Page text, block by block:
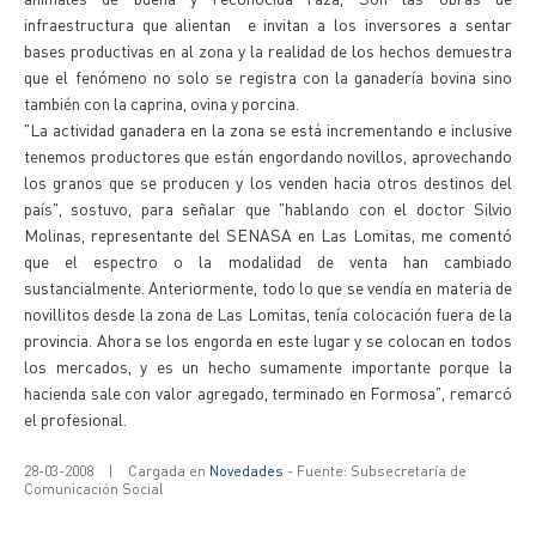
infraestructura que alientan e invitan a los inversores a sentar
bases productivas en al zona y la realidad de los hechos demuestra
que el fenómeno no solo se registra con la ganadería bovina sino
también con la caprina, ovina y porcina.
"La actividad ganadera en la zona se está incrementando e inclusive
tenemos productores que están engordando novillos, aprovechando
los granos que se producen y los venden hacia otros destinos del
país", sostuvo, para señalar que "hablando con el doctor Silvio
Molinas, representante del SENASA en Las Lomitas, me comentó
que el espectro o la modalidad de venta han cambiado
sustancialmente. Anteriormente, todo lo que se vendía en materia de
novillitos desde la zona de Las Lomitas, tenía colocación fuera de la
provincia. Ahora se los engorda en este lugar y se colocan en todos
los mercados, y es un hecho sumamente importante porque la
hacienda sale con valor agregado, terminado en Formosa", remarcó
el profesional.
28-03-2008 | Cargada en Novedades - Fuente: Subsecretaría de
Comunicación Social